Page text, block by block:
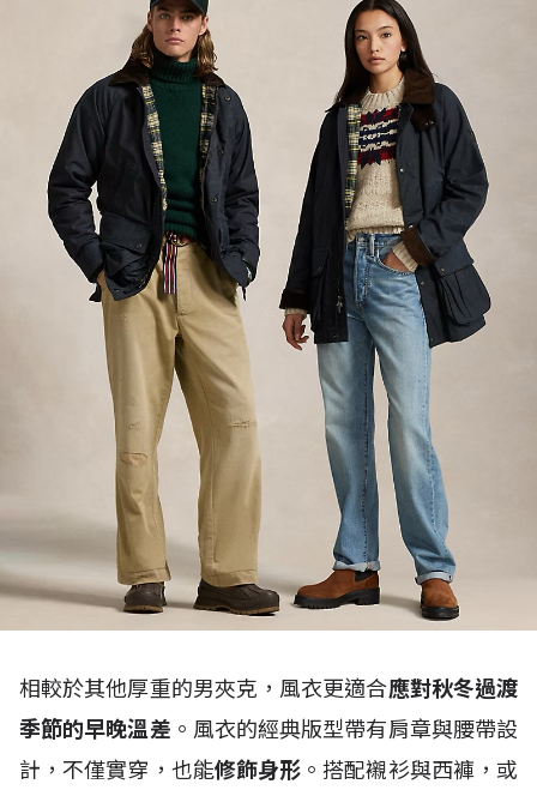
相較於其他厚重的男夾克，風衣更適合應對秋冬過渡
季節的早晚溫差 。風衣的經典版型帶有肩章與腰帶設
計，不僅實穿，也能修飾身形 。搭配襯衫與西褲，或